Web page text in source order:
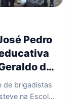
Pedro
de
de brigadistas
na Escola